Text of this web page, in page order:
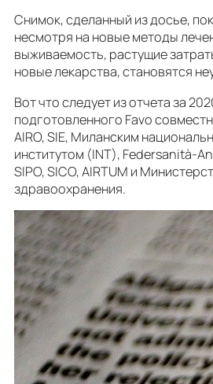
Снимок, сделанный из досье,
несмотря на новые методы
выживаемость, растущие
новые лекарства, становятся
Вот что следует из отчета за
подготовленного Favo
AIRO, SIE, Миланским
институтом (INT), Federsanità-
SIPO, SICO, AIRTUM и
здравоохранения.